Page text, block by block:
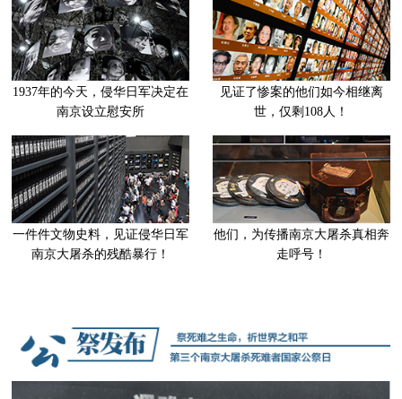
1937年的今天，侵华日军决定在
南京设立慰安所
见证了惨案的他们如今相继离
世，仅剩108人！
一件件文物史料，见证侵华日军
南京大屠杀的残酷暴行！
他们，为传播南京大屠杀真相奔
走呼号！